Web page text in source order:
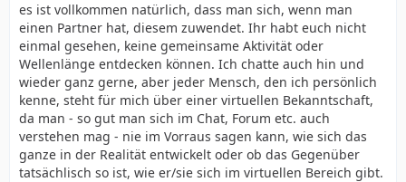
es ist vollkommen natürlich, dass man sich, wenn man
einen Partner hat, diesem zuwendet. Ihr habt euch nicht
einmal gesehen, keine gemeinsame Aktivität oder
Wellenlänge entdecken können. Ich chatte auch hin und
wieder ganz gerne, aber jeder Mensch, den ich persönlich
kenne, steht für mich über einer virtuellen Bekanntschaft,
da man - so gut man sich im Chat, Forum etc. auch
verstehen mag - nie im Vorraus sagen kann, wie sich das
ganze in der Realität entwickelt oder ob das Gegenüber
tatsächlisch so ist, wie er/sie sich im virtuellen Bereich gibt.